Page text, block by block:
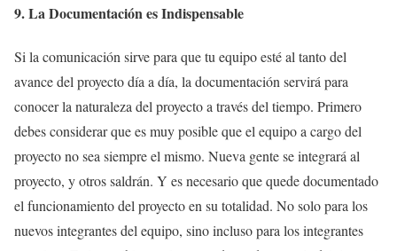
9. La Documentación es Indispensable
Si la comunicación sirve para que tu equipo esté al tanto del
avance del proyecto día a día, la documentación servirá para
conocer la naturaleza del proyecto a través del tiempo. Primero
debes considerar que es muy posible que el equipo a cargo del
proyecto no sea siempre el mismo. Nueva gente se integrará al
proyecto, y otros saldrán. Y es necesario que quede documentado
el funcionamiento del proyecto en su totalidad. No solo para los
nuevos integrantes del equipo, sino incluso para los integrantes